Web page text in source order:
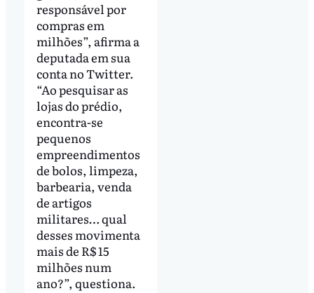
responsável por
compras em
milhões”, afirma a
deputada em sua
conta no Twitter.
“Ao pesquisar as
lojas do prédio,
encontra-se
pequenos
empreendimentos
de bolos, limpeza,
barbearia, venda
de artigos
militares… qual
desses movimenta
mais de R$ 15
milhões num
ano?”, questiona.